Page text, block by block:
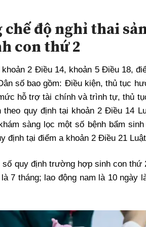
độ nghỉ thai
con thứ 2
2 Điều 14, khoản 5 Điều 18,
số bao gồm: Điều kiện, thủ tục
hỗ trợ tài chính và trình tự, thủ
quy định tại khoản 2 Điều 14
sàng lọc một số bệnh bẩm
định tại điểm a khoản 2 Điều 21
quy định trường hợp sinh con thứ
7 tháng; lao động nam là 10 ngày